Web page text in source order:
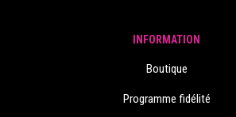
INFORMATION
Boutique
Programme fidélité